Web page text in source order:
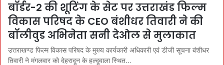
बॉर्डर-2 की शूटिंग के सेट पर उत्तराखंड फिल्म
विकास परिषद के CEO बंशीधर तिवारी ने की
बॉलीवुड अभिनेता सनी देओल से मुलाकात
उत्तराखण्ड फिल्म विकास परिषद के मुख्य कार्यकारी अधिकारी एवं डीजी सूचना बंशीधर
तिवारी ने मंगलवार को देहरादून के हल्दूवाला स्थित…